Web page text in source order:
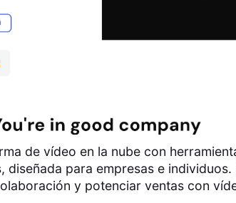
de vídeo en la nube con
diseñada para empresas e individuos.
y potenciar ventas con